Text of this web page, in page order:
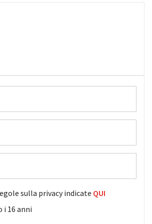
sulla privacy indicate QUI
i 16 anni